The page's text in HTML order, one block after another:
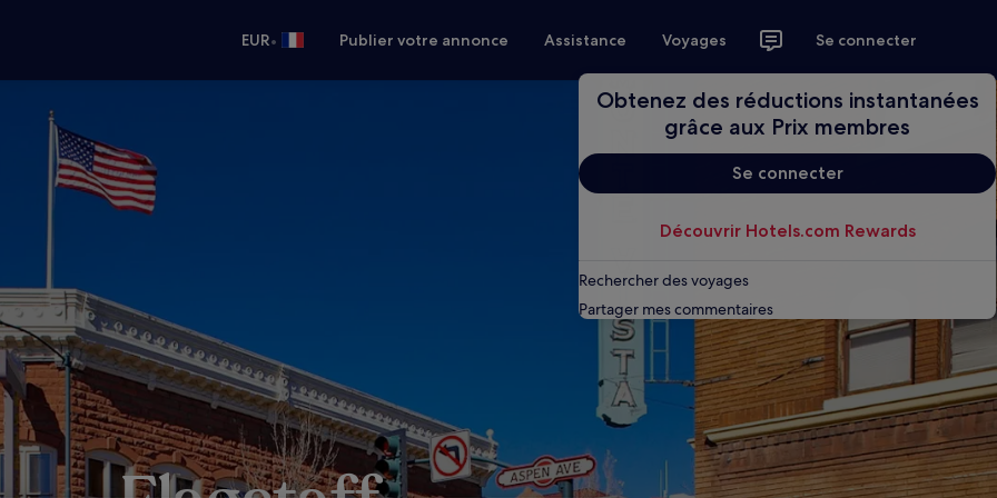
EUR• Publier votre annonce Assistance Voyages Se connecter
Obtenez des réductions instantanées
grâce aux Prix membres
Se connecter
Découvrir Hotels.com Rewards
Rechercher des voyages
Partager mes commentaires